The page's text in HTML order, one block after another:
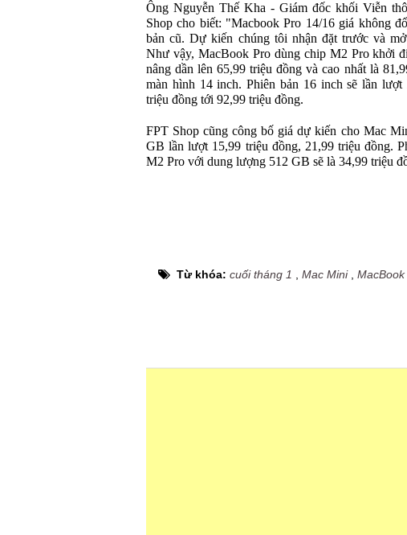
Ông Nguyễn Thế Kha - Giám đốc khối Viễn
Shop cho biết: "Macbook Pro 14/16 giá không
bản cũ. Dự kiến chúng tôi nhận đặt trước và
Như vậy, MacBook Pro dùng chip M2 Pro khởi
nâng dần lên 65,99 triệu đồng và cao nhất là
màn hình 14 inch. Phiên bản 16 inch sẽ lần
triệu đồng tới 92,99 triệu đồng.
FPT Shop cũng công bố giá dự kiến cho Mac
GB lần lượt 15,99 triệu đồng, 21,99 triệu đồng.
M2 Pro với dung lượng 512 GB sẽ là 34,99 triệu
Từ khóa: cuối tháng 1 Mac Mini, MacBook